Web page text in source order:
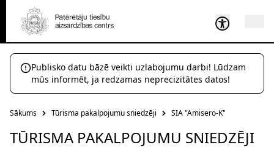
Publisko datu bāzē veikti uzlabojumu darbi! Lūdzam
mūs informēt, ja redzamas neprecizitātes datos!
Sākums Tūrisma pakalpojumu sniedzēji SIA "Amisero-K"
TŪRISMA PAKALPOJUMU SNIEDZĒJI